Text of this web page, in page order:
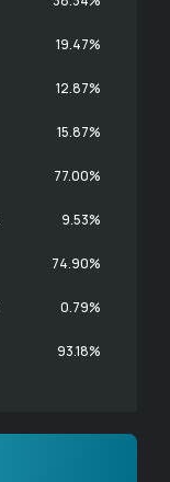
19.47%
12.87%
15.87%
77.00%
9.53%
74.90%
0.79%
93.18%